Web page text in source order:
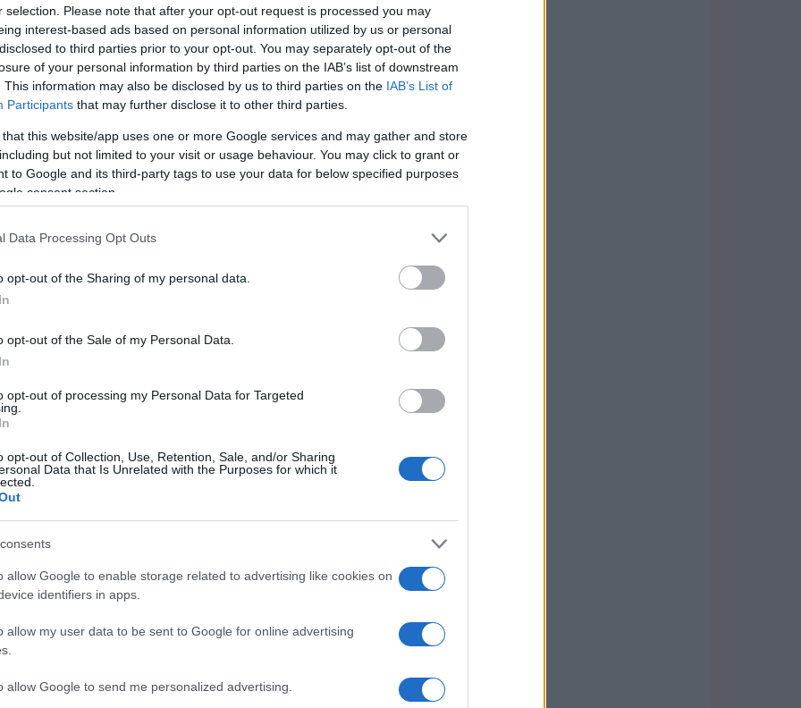
selection. Please note that after your opt-out request is processed you may
interest-based ads based on personal information utilized by us or personal
to third parties prior to your opt-out. You may separately opt-out of the
of your personal information by third parties on the IAB’s list of downstream
This information may also be disclosed by us to third parties on the IAB’s List of
Participants that may further disclose it to other third parties.
that this website/app uses one or more Google services and may gather and store
but not limited to your visit or usage behaviour. You may click to grant or
to Google and its third-party tags to use your data for below specified purposes
consent section.
Data Processing Opt Outs
opt-out of the Sharing of my personal data.
opt-out of the Sale of my Personal Data.
opt-out of processing my Personal Data for Targeted
opt-out of Collection, Use, Retention, Sale, and/or Sharing
Data that Is Unrelated with the Purposes for which it
allow Google to enable storage related to advertising like cookies on
identifiers in apps.
allow my user data to be sent to Google for online advertising
allow Google to send me personalized advertising.
del destino
affascinante: ognuno di noi ha una
scoprirla. Salma Rachid, designer di origine
non si esprime attraverso slogan, ma
Ogni collezione è concepita come
una conversazione con artisti le cui
creativa. Non è incredibile come la moda
raccontare ciò che siamo?
in antropologia sociale, Rachid è
connessioni sociali. Ha studiato a Londra e
creativa. «Non si è mai trattato di
di trovare un modo per farle dialogare»,
prediletto per esprimere questa creatività,
italiano, considerato la base
pensato che un semplice vestito potesse